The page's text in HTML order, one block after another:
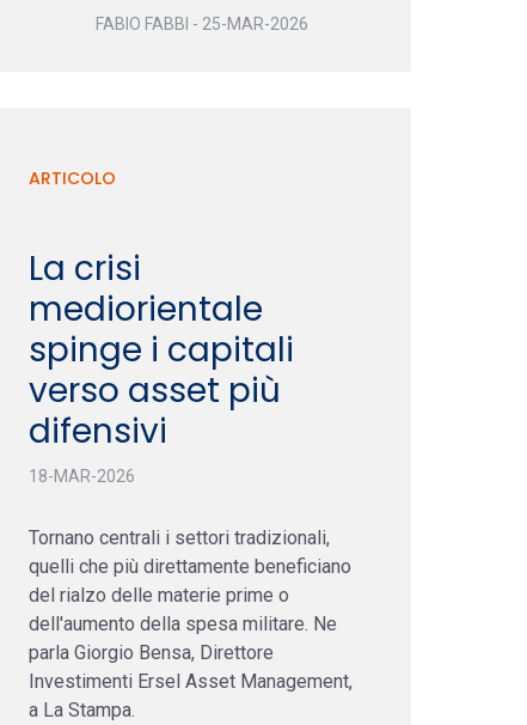
FABIO FABBI - 25-MAR-2026
ARTICOLO
La crisi
mediorientale
spinge i capitali
verso asset più
difensivi
18-MAR-2026
Tornano centrali i settori tradizionali,
quelli che più direttamente beneficiano
del rialzo delle materie prime o
dell'aumento della spesa militare. Ne
parla Giorgio Bensa, Direttore
Investimenti Ersel Asset Management,
a La Stampa.